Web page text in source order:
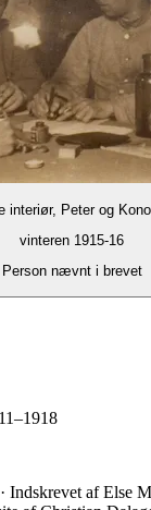
interiør, Peter og
vinteren 1915-16
Person nævnt i brevet
Indskrevet af Else